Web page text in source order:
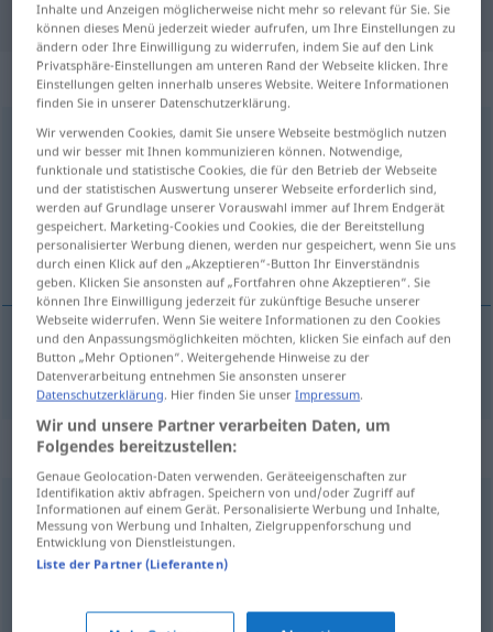
"verhaften" Serbisch Übersetzung
„verhaften“
verhaften
Übersicht aller Übersetzungen
(Für mehr Details die Übersetzung anklicken/antippen)
хапсити
хапсити verhaften
Synonyme für "verhaften"
erwischen
Inhalte und Anzeigen möglicherweise nicht mehr so relevant für Sie. Sie
können dieses Menü jederzeit wieder aufrufen, um Ihre Einstellungen zu
ändern oder Ihre Einwilligung zu widerrufen, indem Sie auf den Link
Privatsphäre-Einstellungen am unteren Rand der Webseite klicken. Ihre
Einstellungen gelten innerhalb unseres Website. Weitere Informationen
finden Sie in unserer Datenschutzerklärung.
Wir verwenden Cookies, damit Sie unsere Webseite bestmöglich nutzen
und wir besser mit Ihnen kommunizieren können. Notwendige,
funktionale und statistische Cookies, die für den Betrieb der Webseite
und der statistischen Auswertung unserer Webseite erforderlich sind,
werden auf Grundlage unserer Vorauswahl immer auf Ihrem Endgerät
gespeichert. Marketing-Cookies und Cookies, die der Bereitstellung
personalisierter Werbung dienen, werden nur gespeichert, wenn Sie uns
durch einen Klick auf den „Akzeptieren“-Button Ihr Einverständnis
geben. Klicken Sie ansonsten auf „Fortfahren ohne Akzeptieren“. Sie
können Ihre Einwilligung jederzeit für zukünftige Besuche unserer
Webseite widerrufen. Wenn Sie weitere Informationen zu den Cookies
und den Anpassungsmöglichkeiten möchten, klicken Sie einfach auf den
Button „Mehr Optionen“. Weitergehende Hinweise zu der
Datenverarbeitung entnehmen Sie ansonsten unserer
Datenschutzerklärung. Hier finden Sie unserImpressum.
Wir und unsere Partner verarbeiten Daten, um
Folgendes bereitzustellen:
Genaue Geolocation-Daten verwenden. Geräteeigenschaften zur
Identifikation aktiv abfragen. Speichern von und/oder Zugriff auf
Informationen auf einem Gerät. Personalisierte Werbung und Inhalte,
Messung von Werbung und Inhalten, Zielgruppenforschung und
Entwicklung von Dienstleistungen.
Liste der Partner (Lieferanten)